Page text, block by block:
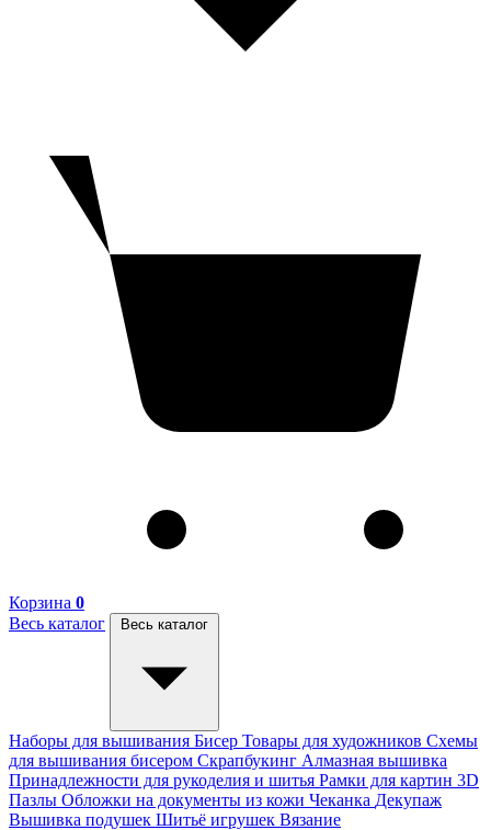
Корзина 0
Весь каталог
Весь каталог
Наборы для вышивания Бисер Товары для художников Схемы
для вышивания бисером Скрапбукинг Алмазная вышивка
Принадлежности для рукоделия и шитья Рамки для картин 3D
Пазлы Обложки на документы из кожи Чеканка Декупаж
Вышивка подушек Шитьё игрушек Вязание